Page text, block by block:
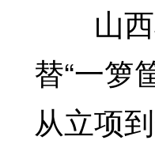
山西
替“一箩
从立项